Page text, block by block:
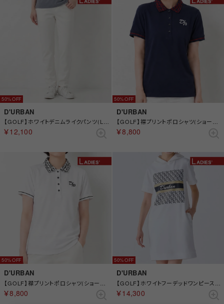
50%
D'URBAN
￥12,100
50%
D'URBAN
￥8,800
50%
D'URBAN
￥8,800
50%
D'URBAN
￥14,300